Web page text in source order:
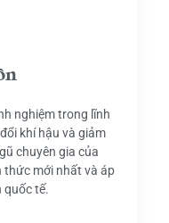
nghiệm trong lĩnh
khí hậu và giảm
chuyên gia của
thức mới nhất và áp
quốc tế.